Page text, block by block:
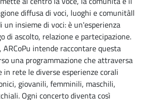
diffusa di voci, luoghi e comunitàIl
un insieme di voci: è un'esperienza
di ascolto, relazione e partecipazione.
ARCoPu intende raccontare questa
una programmazione che attraversa
in rete le diverse esperienze corali
giovanili, femminili, maschili,
Ogni concerto diventa così